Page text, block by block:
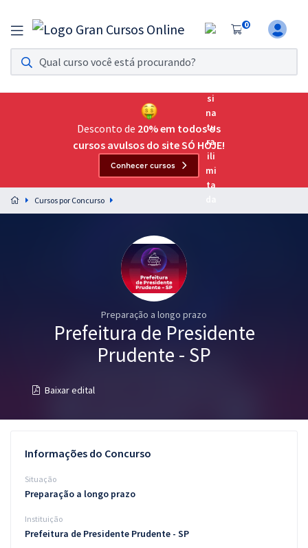
0
Assinatura Ilimitada 11
Acesso a todos os cursos. Teste grátis por 7 dias!
Assinatura OAB Até Passar
Acesso ilimitado a toda preparação para o Exame da
Preparação completa e intensiva para as principais
residências em saúde do Brasil
Questões grátis
Conteúdo gratuito
Aprovados
Desconto de 20% em todos os
cursos avulsos do site SÓ HOJE!
Conhecer cursos
Cursos por Concurso
Preparação a longo prazo
Prefeitura de Presidente
Prudente - SP
Baixar edital
Informações do Concurso
Situação
Preparação a longo prazo
Instituição
Prefeitura de Presidente Prudente - SP